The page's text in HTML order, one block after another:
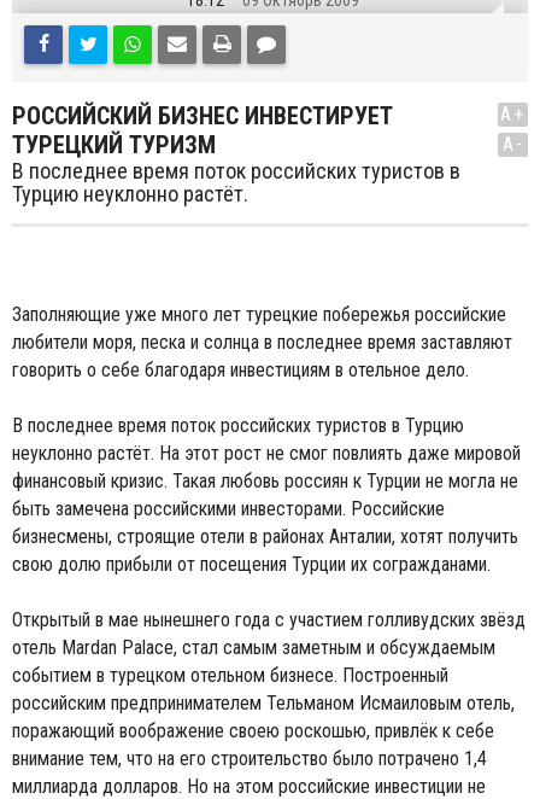
РОССИЙСКИЙ БИЗНЕС ИНВЕСТИРУЕТ
ТУРЕЦКИЙ ТУРИЗМ
В последнее время поток российских туристов в
Турцию неуклонно растёт.
A+
A-
Заполняющие уже много лет турецкие побережья российские
любители моря, песка и солнца в последнее время заставляют
говорить о себе благодаря инвестициям в отельное дело.
В последнее время поток российских туристов в Турцию
неуклонно растёт. На этот рост не смог повлиять даже мировой
финансовый кризис. Такая любовь россиян к Турции не могла не
быть замечена российскими инвесторами. Российские
бизнесмены, строящие отели в районах Анталии, хотят получить
свою долю прибыли от посещения Турции их согражданами.
Открытый в мае нынешнего года с участием голливудских звёзд
отель Mardan Palace, стал самым заметным и обсуждаемым
событием в турецком отельном бизнесе. Построенный
российским предпринимателем Тельманом Исмаиловым отель,
поражающий воображение своею роскошью, привлёк к себе
внимание тем, что на его строительство было потрачено 1,4
миллиарда долларов. Но на этом российские инвестиции не